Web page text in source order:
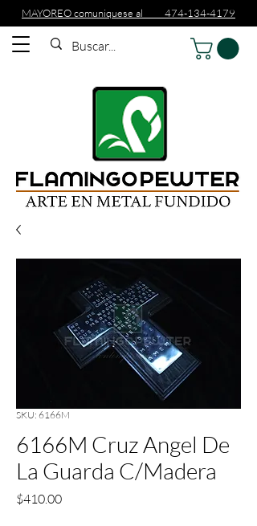
MAYOREO comuniquese al 474-134-4179
SKU: 6166M
6166M Cruz Angel De
La Guarda C/Madera
$410.00Precio